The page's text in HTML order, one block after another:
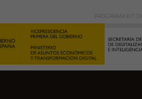
PROGRAMA KIT